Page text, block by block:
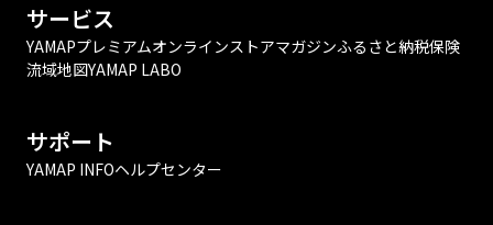
サービス
YAMAPプレミアムオンラインストアマガジンふるさと納税保険
流域地図YAMAP LABO
サポート
YAMAP INFOヘルプセンター